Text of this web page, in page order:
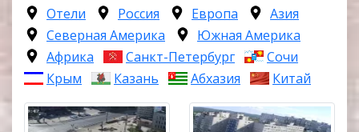
Отели Россия Европа
Азия
Северная Америка
Южная Америка
Африка
Санкт-Петербург
Сочи
Крым
Казань Абхазия Китай